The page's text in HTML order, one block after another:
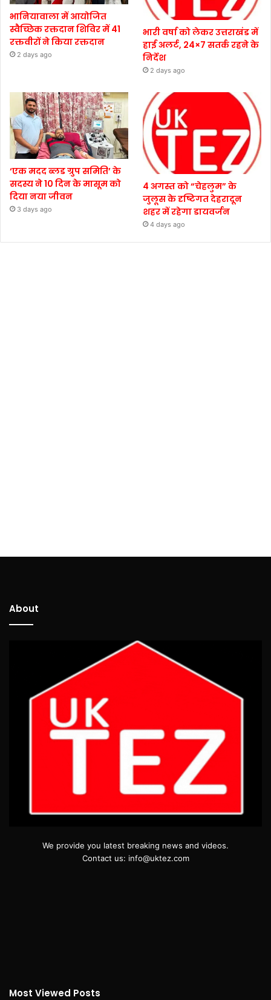
भानियावाला में आयोजित
स्वैच्छिक रक्तदान शिविर में 41
रक्तवीरों ने किया रक्तदान
2 days ago
भारी वर्षा को लेकर उत्तराखंड में
हाई अलर्ट, 24×7 सतर्क रहने के
निर्देश
2 days ago
‘एक मदद ब्लड ग्रुप समिति’ के
सदस्य ने 10 दिन के मासूम को
दिया नया जीवन
3 days ago
4 अगस्त को “चेहलुम” के
जुलूस के दृष्टिगत देहरादून
शहर में रहेगा डायवर्जन
4 days ago
About
We provide you latest breaking news and videos.
Contact us: info@uktez.com
Most Viewed Posts